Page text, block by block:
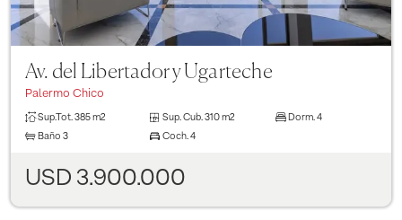
Av. del Libertador y Ugarteche
Palermo Chico
Sup.Tot. 385 m2 Sup. Cub. 310 m2 Dorm. 4
Baño 3 Coch. 4
USD 3.900.000